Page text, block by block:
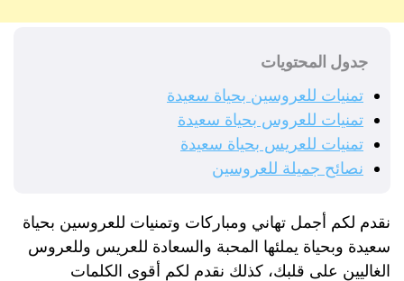
جدول المحتويات
تمنيات للعروسين بحياة سعيدة
تمنيات للعروس بحياة سعيدة
تمنيات للعريس بحياة سعيدة
نصائح جميلة للعروسين
نقدم لكم أجمل تهاني ومباركات وتمنيات للعروسين بحياة
سعيدة وبحياة يملئها المحبة والسعادة للعريس وللعروس
الغاليين على قلبك، كذلك نقدم لكم أقوى الكلمات